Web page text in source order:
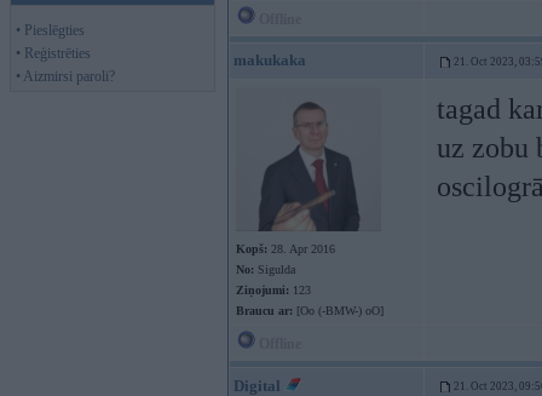
• Pieslēgties
• Reģistrēties
• Aizmirsi paroli?
makukaka 21. Oct 2023,
Kopš: 28. Apr 2016
No: Sigulda
Ziņojumi: 123
Braucu ar: [Oo (-BMW-) oO]
tagad
uz zobu
Digital 21. Oct 2023,